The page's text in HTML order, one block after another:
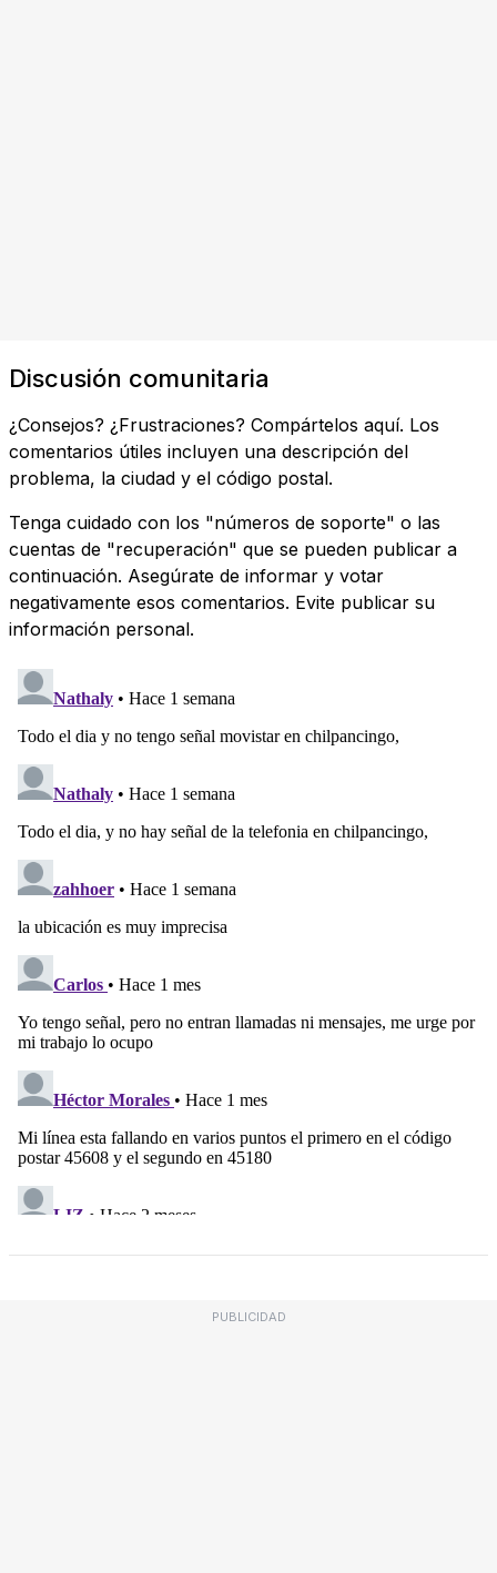
Discusión comunitaria
¿Consejos? ¿Frustraciones? Compártelos aquí. Los
comentarios útiles incluyen una descripción del
problema, la ciudad y el código postal.
Tenga cuidado con los "números de soporte" o las
cuentas de "recuperación" que se pueden publicar a
continuación. Asegúrate de informar y votar
negativamente esos comentarios. Evite publicar su
información personal.
PUBLICIDAD